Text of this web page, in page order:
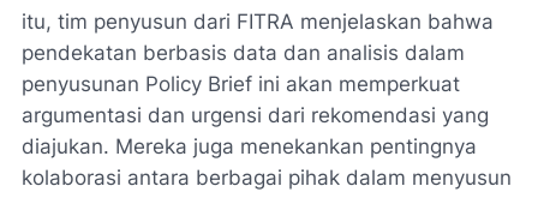
itu, tim penyusun dari FITRA menjelaskan bahwa
pendekatan berbasis data dan analisis dalam
penyusunan Policy Brief ini akan memperkuat
argumentasi dan urgensi dari rekomendasi yang
diajukan. Mereka juga menekankan pentingnya
kolaborasi antara berbagai pihak dalam menyusun